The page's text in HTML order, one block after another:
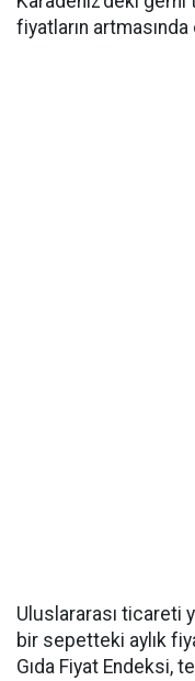
fiyatların
Uluslararası ticareti
bir sepetteki aylık
Gıda Fiyat Endeksi,